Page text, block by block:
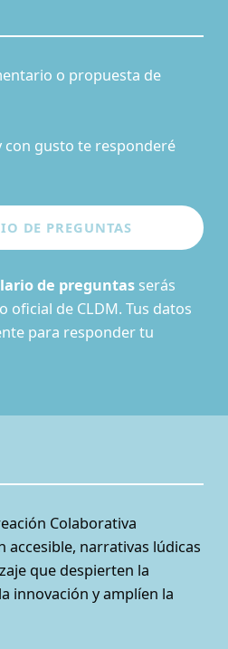
o propuesta de
con gusto te responderé
de preguntasserás
de CLDM. Tus datos
para responder tu
Colaborativa
accesible, narrativas lúdicas
que despierten la
innovación y amplíen la